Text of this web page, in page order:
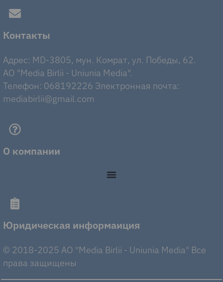
Контакты
Адрес: MD-3805, мун. Комрат, ул. Победы, 62.
AO "Media Birlii - Uniunia Media".
Телефон: 068192226 Электронная почта:
mediabirlii@gmail.com
О компании
Юридическая информаиция
© 2018-2025 AO "Media Birlii - Uniunia Media" Все
права защищены